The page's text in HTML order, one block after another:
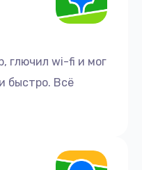
питания
глючил wi-fi и мог
быстро. Всё